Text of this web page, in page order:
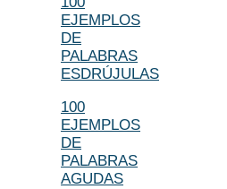
EJEMPLOS
DE
PALABRAS
ESDRÚJULAS
100
EJEMPLOS
DE
PALABRAS
AGUDAS